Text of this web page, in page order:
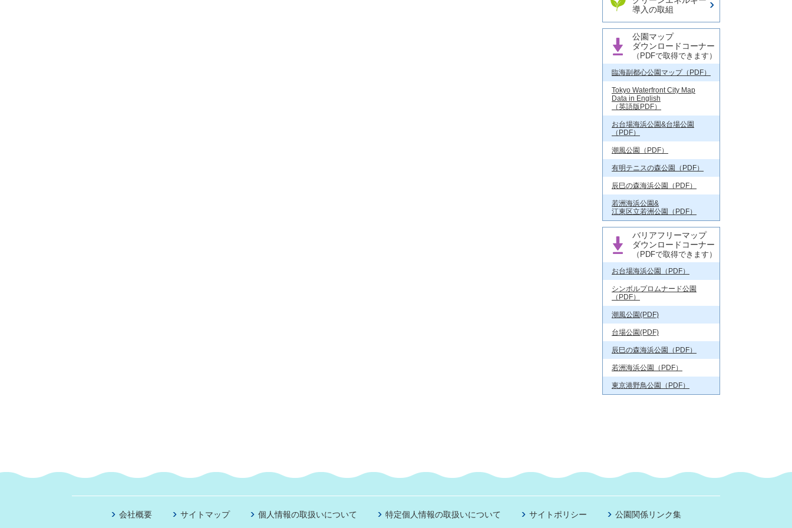
導入の取組
公園マップ
ダウンロードコーナー
（PDFで取得できます）
臨海副都心公園マップ（PDF）
Tokyo Waterfront City Map
Data in English
（英語版PDF）
お台場海浜公園&台場公園
（PDF）
潮風公園（PDF）
有明テニスの森公園（PDF）
辰巳の森海浜公園（PDF）
若洲海浜公園&
江東区立若洲公園（PDF）
バリアフリーマップ
ダウンロードコーナー
（PDFで取得できます）
お台場海浜公園（PDF）
シンボルプロムナード公園
（PDF）
潮風公園(PDF)
台場公園(PDF)
辰巳の森海浜公園（PDF）
若洲海浜公園（PDF）
東京港野鳥公園（PDF）
会社概要 サイトマップ 個人情報の取扱いについて 特定個人情報の取扱いについて サイトポリシー 公園関係リンク集